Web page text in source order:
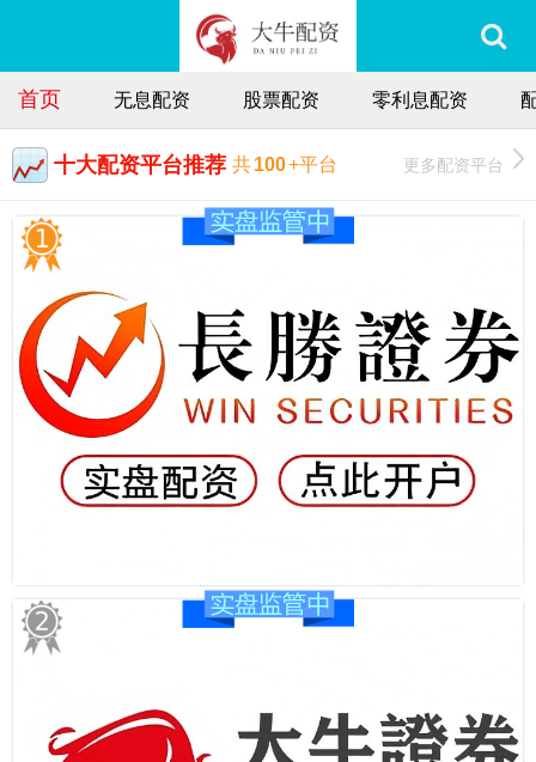
首页 无息配资 股票配资 零利息配资
十大配资平台推荐 共100+平台 更多配资平台